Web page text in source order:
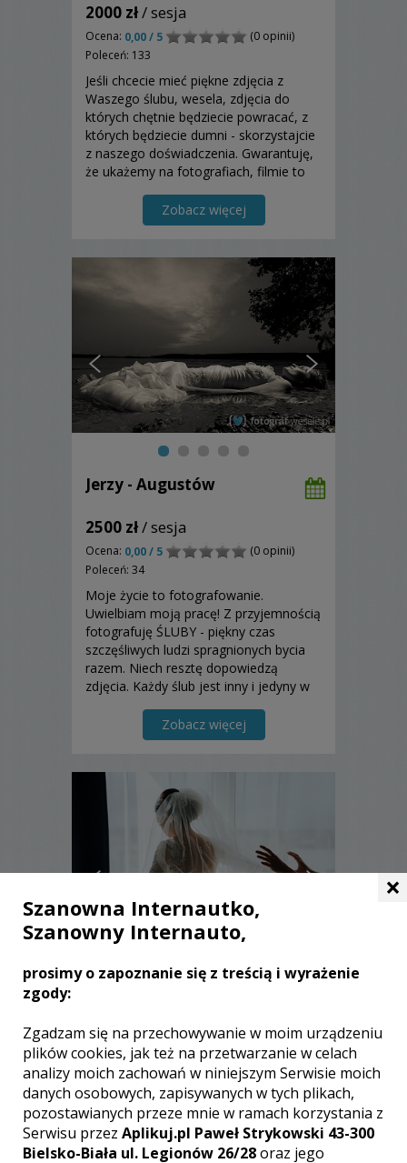
2000 zł/ sesja
Ocena: 0,00 / 5
(0 opinii)
Poleceń: 133
Jeśli chcecie mieć piękne zdjęcia z
Waszego ślubu, wesela, zdjęcia do
których chętnie będziecie powracać, z
których będziecie dumni - skorzystajcie
z naszego doświadczenia. Gwarantuję,
że ukażemy na fotografiach, filmie to
miłość i szczęście. Sprawdźcie teraz
dostępność terminu, napiszcie!
Zobacz więcej
Jerzy - Augustów
2500 zł/ sesja
Ocena: 0,00 / 5
(0 opinii)
Poleceń: 34
Moje życie to fotografowanie.
Uwielbiam moją pracę! Z przyjemnością
fotografuję ŚLUBY - piękny czas
szczęśliwych ludzi spragnionych bycia
razem. Niech resztę dopowiedzą
zdjęcia. Każdy ślub jest inny i jedyny w
fotografowanie to niekończąca się
przygoda i wyzwanie.
Zobacz więcej
3800 zł/ sesja
Ocena:0,00 / 5
(0 opinii)
Poleceń: 17
Jeżeli poszukują Państwo fotografa,
który jest w stanie oddać na zdjęciach
emocje, sprawiając, iż za wiele lat
×
Szanowna Internautko,
Szanowny Internauto,
prosimy o zapoznanie się z treścią i wyrażenie
zgody:
Zgadzam się na przechowywanie w moim urządzeniu
plików cookies, jak też na przetwarzanie w celach
analizy moich zachowań w niniejszym Serwisie moich
danych osobowych, zapisywanych w tych plikach,
pozostawianych przeze mnie w ramach korzystania z
Serwisu przez Aplikuj.pl Paweł Strykowski 43-300
Bielsko-Biała ul. Legionów 26/28oraz jego